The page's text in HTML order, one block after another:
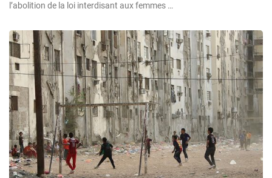
l’abolition de la loi interdisant aux femmes …